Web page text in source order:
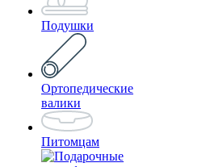
Подушки
Ортопедические
валики
Питомцам